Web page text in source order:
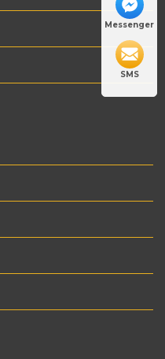
Messenger
SMS